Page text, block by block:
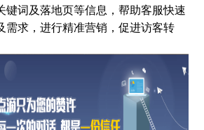
键词及落地页等信息，帮助客服快速
需求，进行精准营销，促进访客转